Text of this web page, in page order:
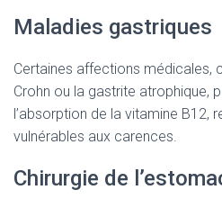
Maladies gastriques
Certaines affections médicales,
Crohn ou la gastrite atrophique,
l’absorption de la vitamine B12,
vulnérables aux carences.
Chirurgie de